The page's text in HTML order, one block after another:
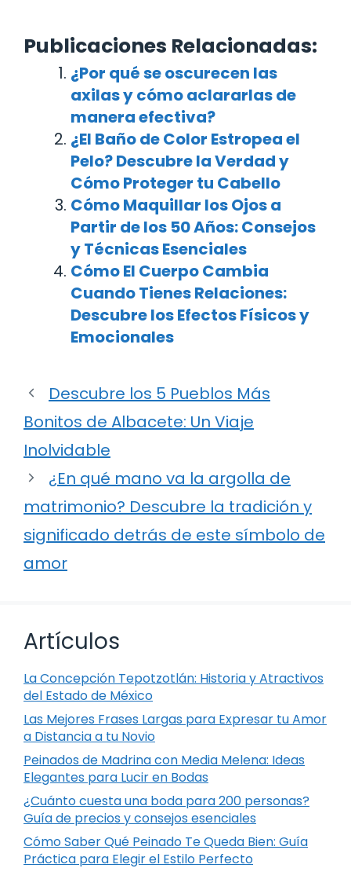
Publicaciones Relacionadas:
¿Por qué se oscurecen las
axilas y cómo aclararlas de
manera efectiva?
¿El Baño de Color Estropea el
Pelo? Descubre la Verdad y
Cómo Proteger tu Cabello
Cómo Maquillar los Ojos a
Partir de los 50 Años: Consejos
y Técnicas Esenciales
Cómo El Cuerpo Cambia
Cuando Tienes Relaciones:
Descubre los Efectos Físicos y
Emocionales
Descubre los 5 Pueblos Más
Bonitos de Albacete: Un Viaje
Inolvidable
¿En qué mano va la argolla de
matrimonio? Descubre la tradición y
significado detrás de este símbolo de
amor
Artículos
La Concepción Tepotzotlán: Historia y Atractivos
del Estado de México
Las Mejores Frases Largas para Expresar tu Amor
a Distancia a tu Novio
Peinados de Madrina con Media Melena: Ideas
Elegantes para Lucir en Bodas
¿Cuánto cuesta una boda para 200 personas?
Guía de precios y consejos esenciales
Cómo Saber Qué Peinado Te Queda Bien: Guía
Práctica para Elegir el Estilo Perfecto